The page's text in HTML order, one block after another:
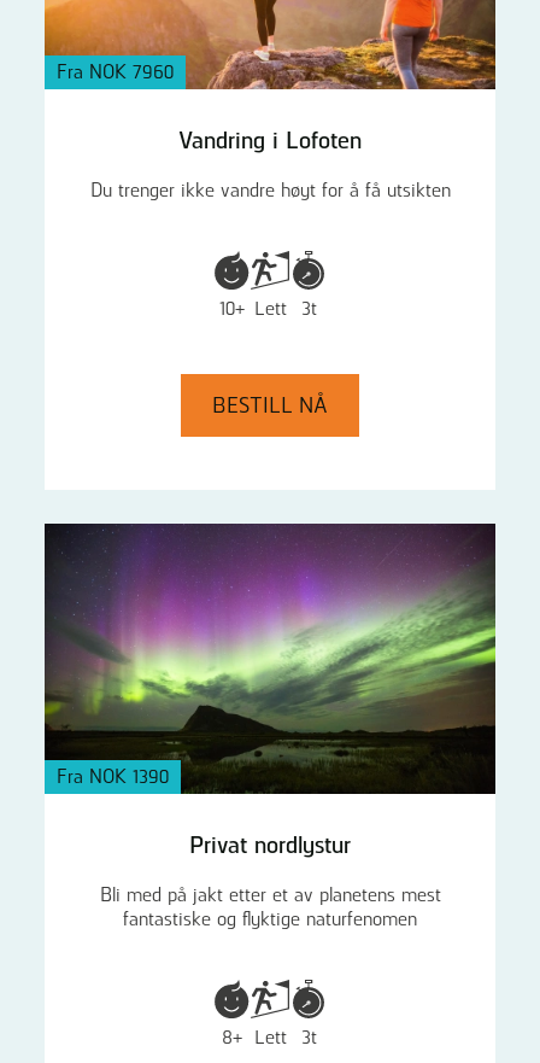
Fra NOK 7960
Vandring i Lofoten
Du trenger ikke vandre høyt for å få utsikten
10+ Lett 3t
BESTILL NÅ
Fra NOK 1390
Privat nordlystur
Bli med på jakt etter et av planetens mest
fantastiske og flyktige naturfenomen
8+ Lett 3t